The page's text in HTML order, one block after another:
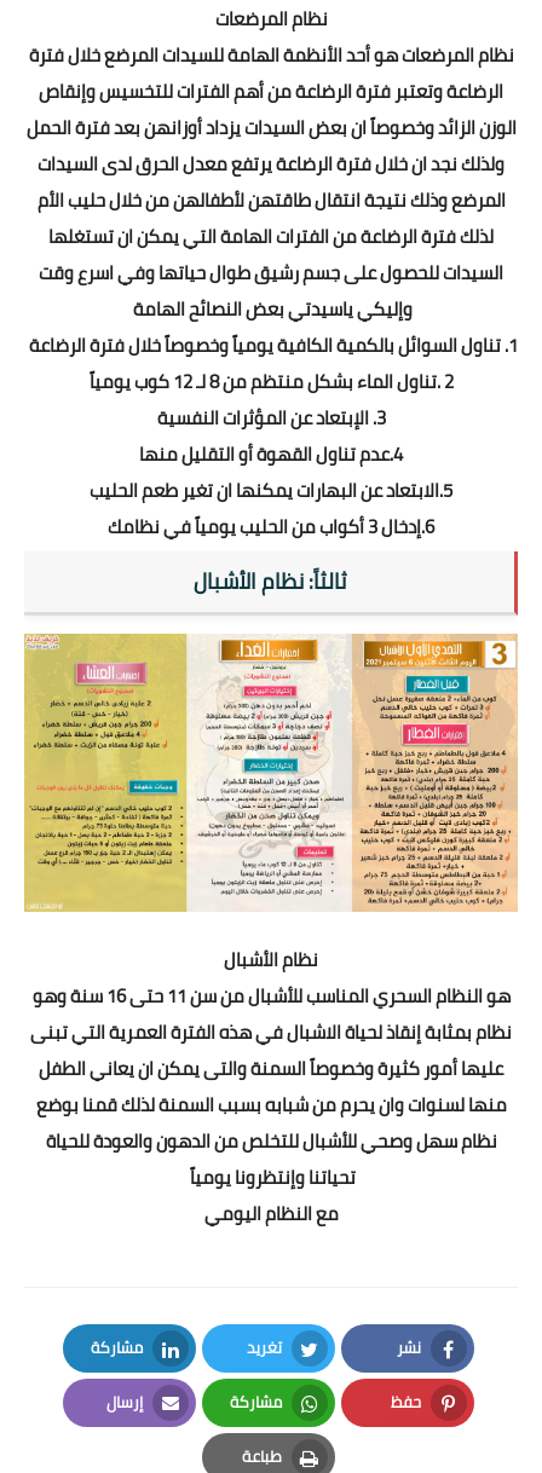
نظام المرضعات
نظام المرضعات هو أحد الأنظمة الهامة للسيدات المرضع خلال فترة
الرضاعة وتعتبر فترة الرضاعة من أهم الفترات للتخسيس وإنقاص
الوزن الزائد وخصوصاً ان بعض السيدات يزداد أوزانهن بعد فترة الحمل
ولذلك نجد ان خلال فترة الرضاعة يرتفع معدل الحرق لدى السيدات
المرضع وذلك نتيجة انتقال طاقتهن لأطفالهن من خلال حليب الأم
لذلك فترة الرضاعة من الفترات الهامة التي يمكن ان تستغلها
السيدات للحصول على جسم رشيق طوال حياتها وفي اسرع وقت
وإليكي ياسيدتي بعض النصائح الهامة
1. تناول السوائل بالكمية الكافية يومياً وخصوصاً خلال فترة الرضاعة
2 .تناول الماء بشكل منتظم من 8 لـ 12 كوب يومياً
3. الإبتعاد عن المؤثرات النفسية
4.عدم تناول القهوة أو التقليل منها
5.الابتعاد عن البهارات يمكنها ان تغير طعم الحليب
6.إدخال 3 أكواب من الحليب يومياً في نظامك
ثالثاً: نظام الأشبال
نظام الأشبال
هو النظام السحري المناسب للأشبال من سن 11 حتى 16 سنة وهو
نظام بمثابة إنقاذ لحياة الاشبال في هذه الفترة العمرية التي تبنى
عليها أمور كثيرة وخصوصاً السمنة والتى يمكن ان يعاني الطفل
منها لسنوات وان يحرم من شبابه بسبب السمنة لذلك قمنا بوضع
نظام سهل وصحي للأشبال للتخلص من الدهون والعودة للحياة
تحياتنا وإنتظرونا يومياً
مع النظام اليومي
نشر
Facebook
تغريد
Twitter
مشاركة
LinkedIn
حفظ
Pinterest
مشاركة
Whatsapp
إرسال
Email
طباعة